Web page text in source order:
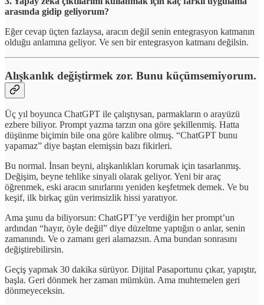
arasında gidip geliyorum?
Eğer cevap üçten fazlaysa, aracın değil senin entegrasyon katmanın
olduğu anlamına geliyor. Ve sen bir entegrasyon katmanı değilsin.
Alışkanlık değiştirmek zor. Bunu küçümsemiyorum.
Üç yıl boyunca ChatGPT ile çalıştıysan, parmakların o arayüzü
ezbere biliyor. Prompt yazma tarzın ona göre şekillenmiş. Hatta
düşünme biçimin bile ona göre kalibre olmuş. “ChatGPT bunu
yapamaz” diye baştan elemişsin bazı fikirleri.
Bu normal. İnsan beyni, alışkanlıkları korumak için tasarlanmış.
Değişim, beyne tehlike sinyali olarak geliyor. Yeni bir araç
öğrenmek, eski aracın sınırlarını yeniden keşfetmek demek. Ve bu
keşif, ilk birkaç gün verimsizlik hissi yaratıyor.
Ama şunu da biliyorsun: ChatGPT’ye verdiğin her prompt’un
ardından “hayır, öyle değil” diye düzeltme yaptığın o anlar, senin
zamanındı. Ve o zamanı geri alamazsın. Ama bundan sonrasını
değiştirebilirsin.
Geçiş yapmak 30 dakika sürüyor. Dijital Pasaportunu çıkar, yapıştır,
başla. Geri dönmek her zaman mümkün. Ama muhtemelen geri
dönmeyeceksin.